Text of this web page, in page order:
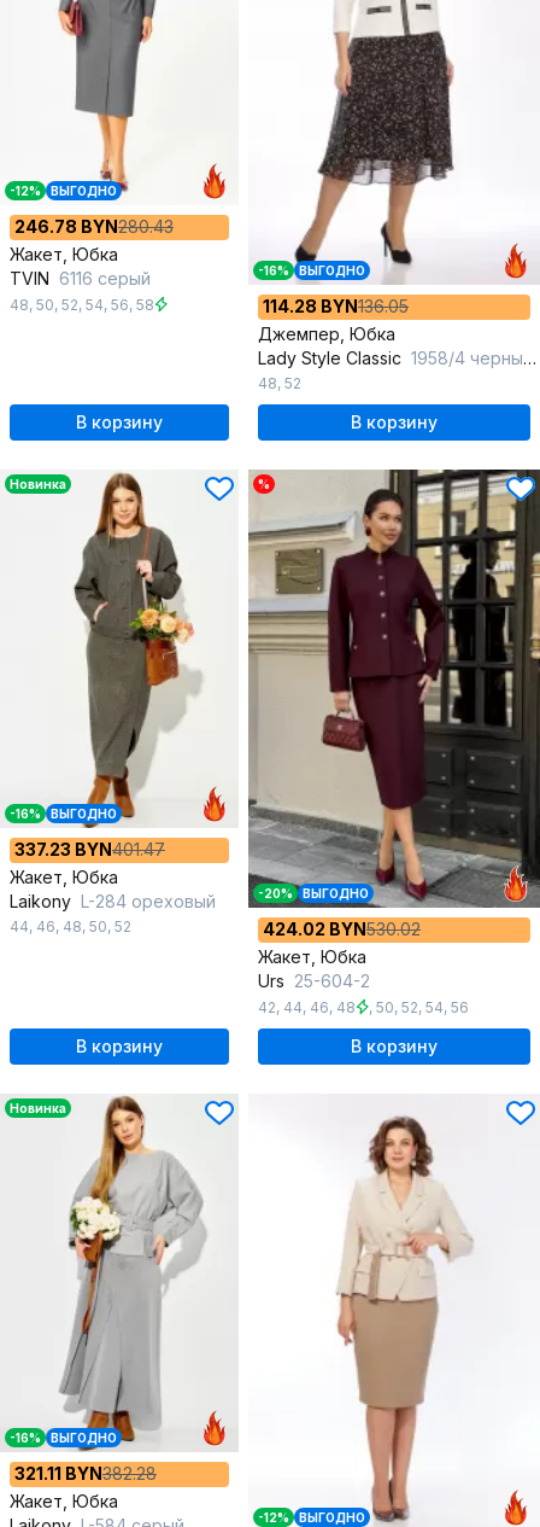
-12% ВЫГОДНО
246.78 BYN280.43
Жакет, Юбка
TVIN 6116 серый
48, 50, 52, 54, 56, 58
В корзину
-16% ВЫГОДНО
114.28 BYN136.05
Джемпер, Юбка
Lady Style Classic 1958/4 черный_с_молочным
48, 52
В корзину
Новинка
-16% ВЫГОДНО
337.23 BYN401.47
Жакет, Юбка
Laikony L-284 ореховый
44, 46, 48, 50, 52
В корзину
%
-20% ВЫГОДНО
424.02 BYN530.02
Жакет, Юбка
Urs 25-604-2
42, 44, 46, 48 , 50, 52, 54, 56
В корзину
Новинка
-16% ВЫГОДНО
321.11 BYN382.28
Жакет, Юбка
-12% ВЫГОДНО